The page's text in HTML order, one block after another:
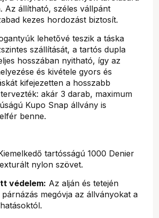
Az állítható, széles vállpánt
kezes hordozást biztosít.
lehetővé teszik a táska
szállítását, a tartós dupla
hosszában nyitható, így az
és kivétele gyors és
kifejezetten a hosszabb
akár 3 darab, maximum
Kupo Snap állvány is
benne.
tartósságú 1000 Denier
nylon szövet.
védelem: Az alján és tetején
megóvja az állványokat a